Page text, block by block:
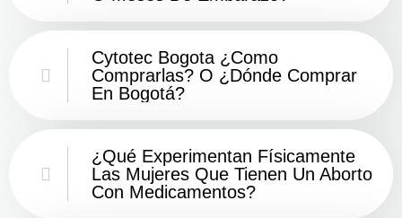
Cytotec Bogota ¿Como
Comprarlas? O ¿Dónde Comprar
En Bogotá?
¿Qué Experimentan Físicamente
Las Mujeres Que Tienen Un Aborto
Con Medicamentos?